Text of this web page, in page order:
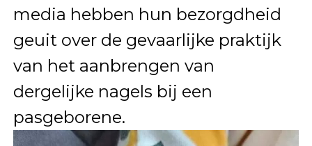
media hebben hun bezorgdheid
geuit over de gevaarlijke praktijk
van het aanbrengen van
dergelijke nagels bij een
pasgeborene.